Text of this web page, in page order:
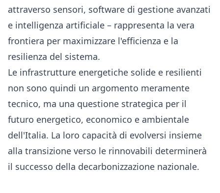
attraverso sensori, software di gestione avanzati
e intelligenza artificiale – rappresenta la vera
frontiera per maximizzare l'efficienza e la
resilienza del sistema.
Le infrastrutture energetiche solide e resilienti
non sono quindi un argomento meramente
tecnico, ma una questione strategica per il
futuro energetico, economico e ambientale
dell'Italia. La loro capacità di evolversi insieme
alla transizione verso le rinnovabili determinerà
il successo della decarbonizzazione nazionale.